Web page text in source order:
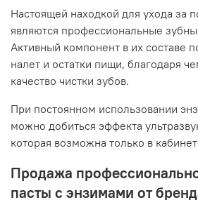
Настоящей находкой для ухода за
являются профессиональные
Активный компонент в их составе
налет и остатки пищи, благодаря
качество чистки зубов.
При постоянном использовании
можно добиться эффекта
которая возможна только в
Продажа
пасты с энзимами от